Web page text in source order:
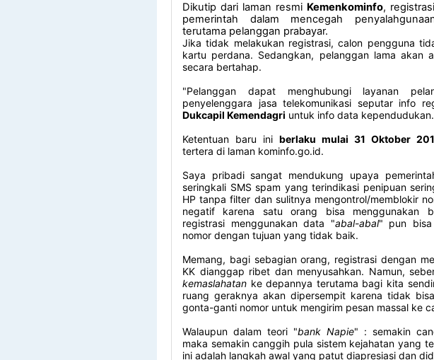
Dikutip dari laman resmi Kemenkominfo,
pemerintah dalam mencegah
terutama pelanggan prabayar.
Jika tidak melakukan registrasi, calon pengguna
kartu perdana. Sedangkan, pelanggan lama akan
secara bertahap.
"Pelanggan dapat menghubungi layanan
penyelenggara jasa telekomunikasi seputar info
Dukcapil Kemendagri untuk info data kependudukan.
Ketentuan baru ini berlaku mulai 31 Oktober
tertera di laman kominfo.go.id.
Saya pribadi sangat mendukung upaya
seringkali SMS spam yang terindikasi penipuan
HP tanpa filter dan sulitnya mengontrol/memblokir
negatif karena satu orang bisa menggunakan
registrasi menggunakan data "abal-abal" pun bisa
nomor dengan tujuan yang tidak baik.
Memang, bagi sebagian orang, registrasi dengan
KK dianggap ribet dan menyusahkan. Namun,
kemaslahatan ke depannya terutama bagi kita
ruang geraknya akan dipersempit karena tidak
gonta-ganti nomor untuk mengirim pesan massal ke
Walaupun dalam teori "bank Napie" : semakin
maka semakin canggih pula sistem kejahatan yang
ini adalah langkah awal yang patut diapresiasi dan